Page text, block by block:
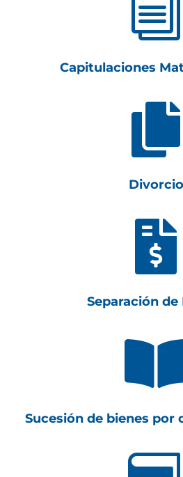
i
Capitulaciones

Divorcio

Separación de

Sucesión de bienes por